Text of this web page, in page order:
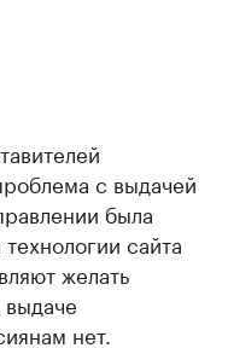
с выдачей
была
сайта
желать
нет.